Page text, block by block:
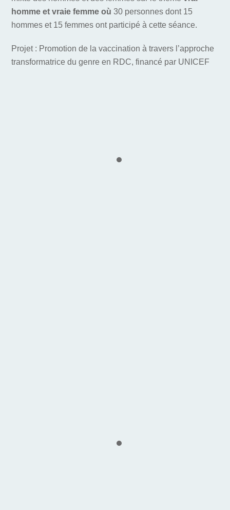
homme et vraie femme où30 personnes dont 15
hommes et 15 femmes ont participé à cette séance.
Projet : Promotion de la vaccination à travers l’approche
transformatrice du genre en RDC, financé par UNICEF